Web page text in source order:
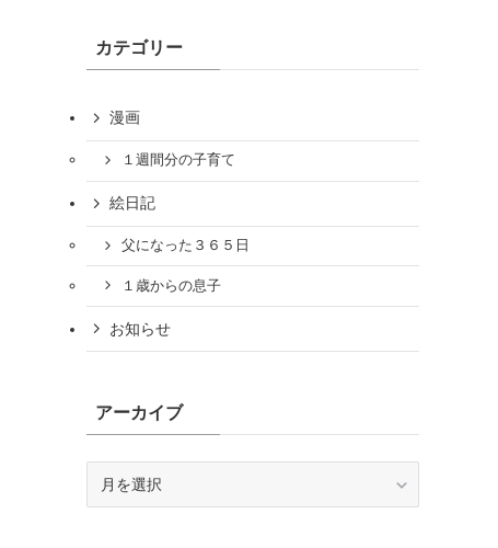
カテゴリー
漫画
１週間分の子育て
絵日記
父になった３６５日
１歳からの息子
お知らせ
アーカイブ